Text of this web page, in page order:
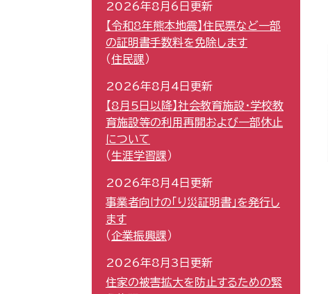
2026年8月6日更新
【令和8年熊本地震】住民票など一部
の証明書手数料を免除します
住民課
2026年8月4日更新
【8月5日以降】社会教育施設・学校教
育施設等の利用再開および一部休止
について
生涯学習課
2026年8月4日更新
事業者向けの「り災証明書」を発行し
ます
企業振興課
2026年8月3日更新
住家の被害拡大を防止するための緊